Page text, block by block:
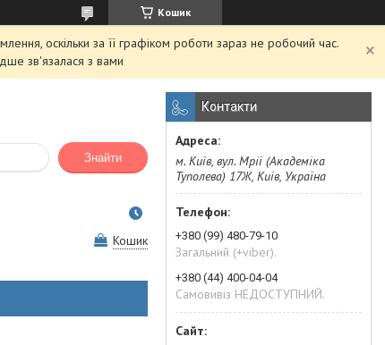
Кошик
оскільки за її графіком роботи зараз не робочий час.
зв'язалася з вами
Знайти
Кошик
Контакти
м. Київ, вул. Мрії (Академіка
Туполева) 17Ж, Київ, Україна
+380 (99) 480-79-10
Загальний (+viber).
+380 (44) 400-04-04
Самовивіз НЕДОСТУПНИЙ.